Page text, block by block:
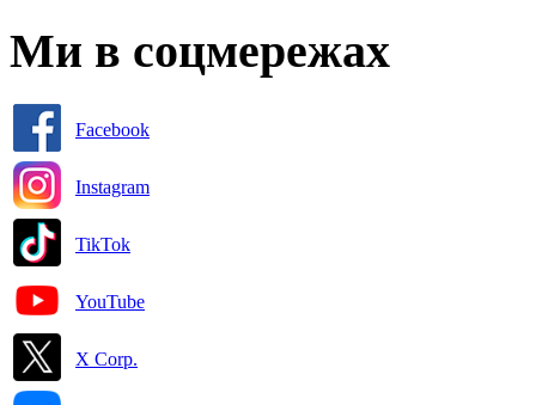
Ми в соцмережах
Facebook
Instagram
TikTok
YouTube
X Corp.